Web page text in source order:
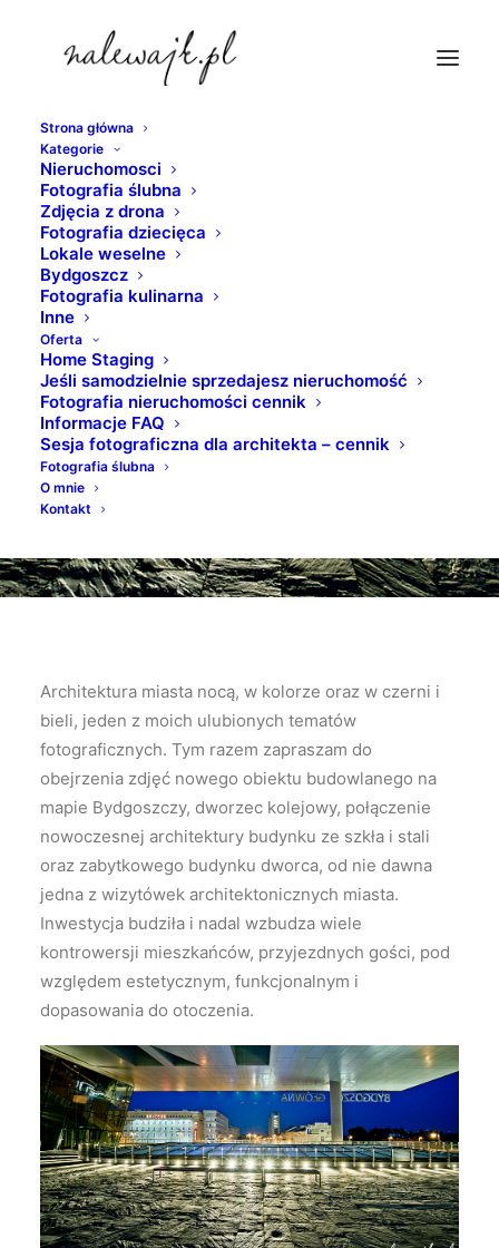
Strona główna
Kategorie
Nieruchomosci
Fotografia ślubna
Zdjęcia z drona
Fotografia dziecięca
Lokale weselne
Bydgoszcz
Fotografia kulinarna
Inne
Oferta
Home Staging
Jeśli samodzielnie sprzedajesz nieruchomość
Fotografia nieruchomości cennik
Informacje FAQ
Sesja fotograficzna dla architekta – cennik
Fotografia ślubna
O mnie
Kontakt
Sesje fotograficzne
architektury |
Dworzec kolejowy w
Bydgoszczy
24 CZERWCA 2016 | W FOTOGRAFIA NIERUCHOMOŚCI
Architektura miasta nocą, w kolorze oraz w czerni i
bieli, jeden z moich ulubionych tematów
fotograficznych. Tym razem zapraszam do
obejrzenia zdjęć nowego obiektu budowlanego na
mapie Bydgoszczy, dworzec kolejowy, połączenie
nowoczesnej architektury budynku ze szkła i stali
oraz zabytkowego budynku dworca, od nie dawna
jedna z wizytówek architektonicznych miasta.
Inwestycja budziła i nadal wzbudza wiele
kontrowersji mieszkańców, przyjezdnych gości, pod
względem estetycznym, funkcjonalnym i
dopasowania do otoczenia.